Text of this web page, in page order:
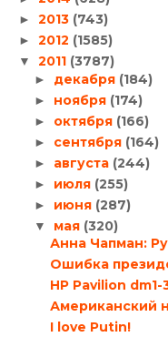
► 2013 (743)
► 2012 (1585)
▼ 2011 (3787)
► декабря (184)
► ноября (174)
► октября (166)
► сентября (164)
► августа (244)
► июля (255)
► июня (287)
▼ мая (320)
Анна Чапман:
Ошибка
HP Pavilion
Американский
I love Putin!